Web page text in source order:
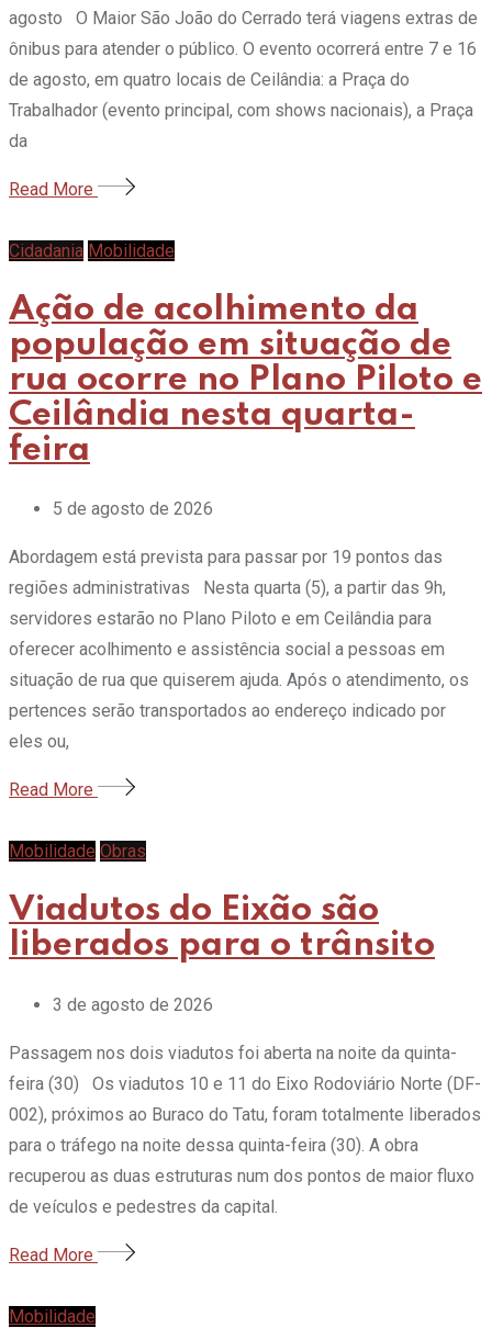
agosto O Maior São João do Cerrado terá viagens extras de
ônibus para atender o público. O evento ocorrerá entre 7 e 16
de agosto, em quatro locais de Ceilândia: a Praça do
Trabalhador (evento principal, com shows nacionais), a Praça
da
Read More
Cidadania Mobilidade
Ação de acolhimento da
população em situação de
rua ocorre no Plano Piloto e
Ceilândia nesta quarta-
feira
5 de agosto de 2026
Abordagem está prevista para passar por 19 pontos das
regiões administrativas Nesta quarta (5), a partir das 9h,
servidores estarão no Plano Piloto e em Ceilândia para
oferecer acolhimento e assistência social a pessoas em
situação de rua que quiserem ajuda. Após o atendimento, os
pertences serão transportados ao endereço indicado por
eles ou,
Read More
Mobilidade Obras
Viadutos do Eixão são
liberados para o trânsito
3 de agosto de 2026
Passagem nos dois viadutos foi aberta na noite da quinta-
feira (30) Os viadutos 10 e 11 do Eixo Rodoviário Norte (DF-
002), próximos ao Buraco do Tatu, foram totalmente liberados
para o tráfego na noite dessa quinta-feira (30). A obra
recuperou as duas estruturas num dos pontos de maior fluxo
de veículos e pedestres da capital.
Read More
Mobilidade